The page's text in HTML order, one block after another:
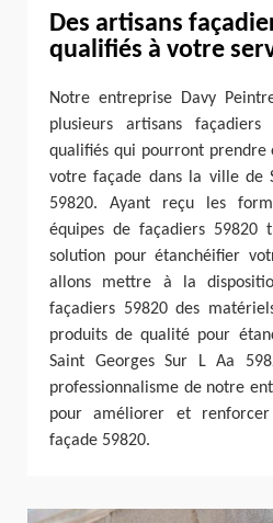
Des artisans
qualifiés à votre
Notre entreprise Davy
plusieurs artisans
qualifiés qui pourront prendre
votre façade dans la ville de
59820. Ayant reçu les
équipes de façadiers 59820
solution pour étanchéifier
allons mettre à la
façadiers 59820 des
produits de qualité pour
Saint Georges Sur L Aa
professionnalisme de notre
pour améliorer et
façade 59820.